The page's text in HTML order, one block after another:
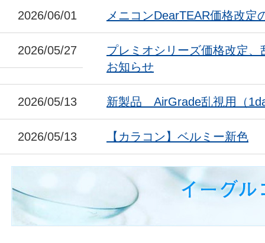
2026/06/01 メニコンDearTEAR価格改定
2026/05/27
プレミオシリーズ価格改定
お知らせ
2026/05/13 新製品 AirGrade乱視用（
2026/05/13 【カラコン】ベルミー新色